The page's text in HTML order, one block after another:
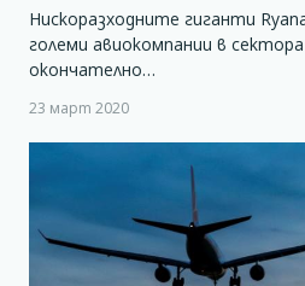
Нискоразходните гиганти
големи авиокомпании в
окончателно…
23 март 2020